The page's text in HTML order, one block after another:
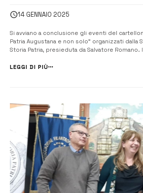
14 GENNAIO 2025
Si avviano a conclusione gli eventi del
Patria Augustana e non solo” organizzati dalla
Storia Patria, presieduta da Salvatore
del terremoto del 1693 nelle epigrafi
LEGGI DI PIÙ